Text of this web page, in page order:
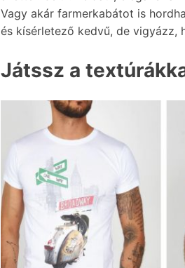
Vagy akár farmerkabátot is
és kísérletező kedvű, de vigyázz,
Játssz a